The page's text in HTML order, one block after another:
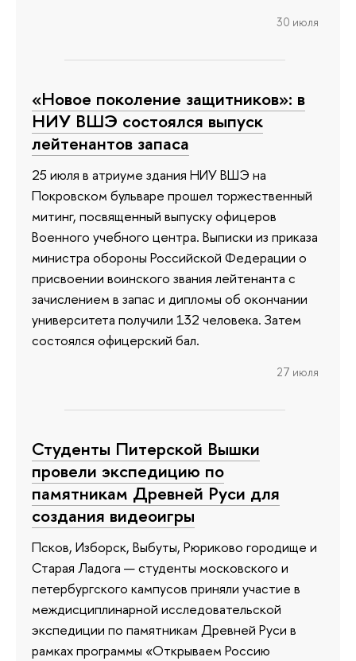
30 июля
«Новое поколение защитников»: в
НИУ ВШЭ состоялся выпуск
лейтенантов запаса
25 июля в атриуме здания НИУ ВШЭ на
Покровском бульваре прошел торжественный
митинг, посвященный выпуску офицеров
Военного учебного центра. Выписки из приказа
министра обороны Российской Федерации о
присвоении воинского звания лейтенанта с
зачислением в запас и дипломы об окончании
университета получили 132 человека. Затем
состоялся офицерский бал.
27 июля
Студенты Питерской Вышки
провели экспедицию по
памятникам Древней Руси для
создания видеоигры
Псков, Изборск, Выбуты, Рюриково городище и
Старая Ладога — студенты московского и
петербургского кампусов приняли участие в
междисциплинарной исследовательской
экспедиции по памятникам Древней Руси в
рамках программы «Открываем Россию